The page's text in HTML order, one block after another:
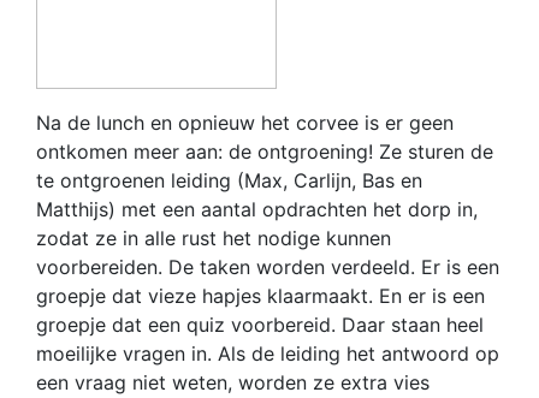
Na de lunch en opnieuw het corvee is er geen
ontkomen meer aan: de ontgroening! Ze sturen de
te ontgroenen leiding (Max, Carlijn, Bas en
Matthijs) met een aantal opdrachten het dorp in,
zodat ze in alle rust het nodige kunnen
voorbereiden. De taken worden verdeeld. Er is een
groepje dat vieze hapjes klaarmaakt. En er is een
groepje dat een quiz voorbereid. Daar staan heel
moeilijke vragen in. Als de leiding het antwoord op
een vraag niet weten, worden ze extra vies